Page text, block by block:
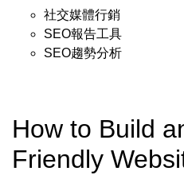
社交媒體行銷
SEO報告工具
SEO趨勢分析
How to Build
Friendly